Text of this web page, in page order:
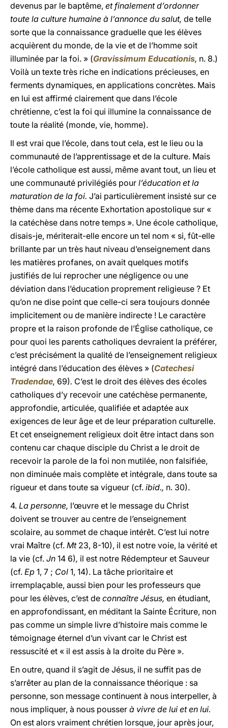
devenus par le baptême, et finalement d’ordonner
toute la culture humaine à l’annonce du salut, de telle
sorte que la connaissance graduelle que les élèves
acquièrent du monde, de la vie et de l’homme soit
illuminée par la foi. » (Gravissimum Educationis, n. 8.)
Voilà un texte très riche en indications précieuses, en
ferments dynamiques, en applications concrètes. Mais
en lui est affirmé clairement que dans l’école
chrétienne, c’est la foi qui illumine la connaissance de
toute la réalité (monde, vie, homme).
Il est vrai que l’école, dans tout cela, est le lieu ou la
communauté de l’apprentissage et de la culture. Mais
l’école catholique est aussi, même avant tout, un lieu et
une communauté privilégiés pour l’éducation et la
maturation de la foi. J’ai particulièrement insisté sur ce
thème dans ma récente Exhortation apostolique sur «
la catéchèse dans notre temps ». Une école catholique,
disais-je, mériterait-elle encore un tel nom « si, fût-elle
brillante par un très haut niveau d’enseignement dans
les matières profanes, on avait quelques motifs
justifiés de lui reprocher une négligence ou une
déviation dans l’éducation proprement religieuse ? Et
qu’on ne dise point que celle-ci sera toujours donnée
implicitement ou de manière indirecte ! Le caractère
propre et la raison profonde de l’Église catholique, ce
pour quoi les parents catholiques devraient la préférer,
c’est précisément la qualité de l’enseignement religieux
intégré dans l’éducation des élèves » (Catechesi
Tradendae, 69). C’est le droit des élèves des écoles
catholiques d’y recevoir une catéchèse permanente,
approfondie, articulée, qualifiée et adaptée aux
exigences de leur âge et de leur préparation culturelle.
Et cet enseignement religieux doit être intact dans son
contenu car chaque disciple du Christ a le droit de
recevoir la parole de la foi non mutilée, non falsifiée,
non diminuée mais complète et intégrale, dans toute sa
rigueur et dans toute sa vigueur (cf. ibid., n. 30).
4. La personne, l’œuvre et le message du Christ
doivent se trouver au centre de l’enseignement
scolaire, au sommet de chaque intérêt. C’est lui notre
vrai Maître (cf. Mt23, 8-10), il est notre voie, la vérité et
la vie (cf. Jn 14 6), il est notre Rédempteur et Sauveur
(cf. Ep 1, 7 ; Col 1, 14). La tâche prioritaire et
irremplaçable, aussi bien pour les professeurs que
pour les élèves, c’est de connaître Jésus, en étudiant,
en approfondissant, en méditant la Sainte Écriture, non
pas comme un simple livre d’histoire mais comme le
témoignage éternel d’un vivant car le Christ est
ressuscité et « il est assis à la droite du Père ».
En outre, quand il s’agit de Jésus, il ne suffit pas de
s’arrêter au plan de la connaissance théorique : sa
personne, son message continuent à nous interpeller, à
nous impliquer, à nous pousser à vivre de lui et en lui.
On est alors vraiment chrétien lorsque, jour après jour,